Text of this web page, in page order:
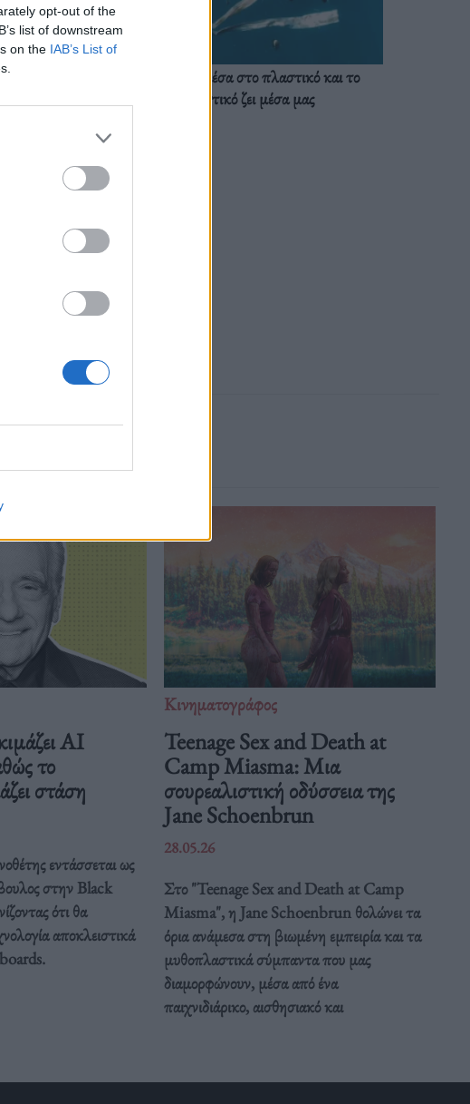
opt-out of the
list of downstream
on the IAB’s List of
Ζούμε ήδη μέσα στο πλαστικό και το
πλαστικό ζει μέσα μας
AI
το
στάση
εντάσσεται ως
στην Black
ότι θα
αποκλειστικά
Κινηματογράφος
Teenage Sex and Death at
Camp Miasma: Μια
σουρεαλιστική οδύσσεια της
Jane Schoenbrun
28.05.26
Στο "Teenage Sex and Death at Camp
Miasma", η Jane Schoenbrun θολώνει τα
όρια ανάμεσα στη βιωμένη εμπειρία και τα
μυθοπλαστικά σύμπαντα που μας
διαμορφώνουν, μέσα από ένα
παιχνιδιάρικο, αισθησιακό και